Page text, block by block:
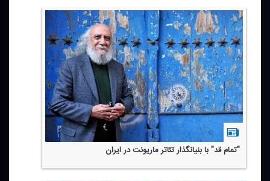
"تمام قد" با بنیانگذار تئاتر ماریونت در ایران